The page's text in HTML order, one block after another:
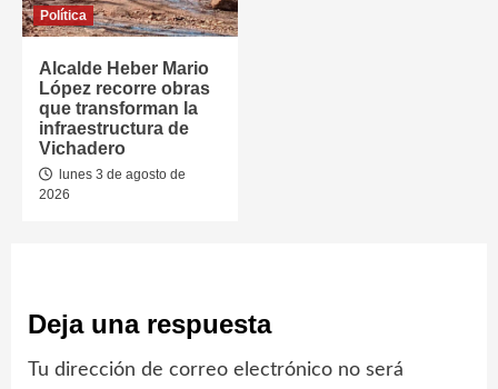
Política
Alcalde Heber Mario
López recorre obras
que transforman la
infraestructura de
Vichadero
lunes 3 de agosto de
2026
Deja una respuesta
Tu dirección de correo electrónico no será